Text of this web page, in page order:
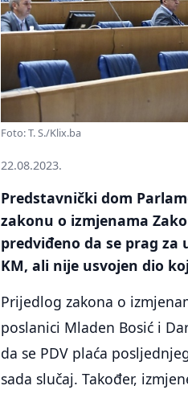
Foto: T. S./Klix.ba
22.08.2023.
Predstavnički dom
zakonu o izmjenama
predviđeno da se prag za
KM, ali nije usvojen dio
Prijedlog zakona o
poslanici Mladen Bosić i
da se PDV plaća
sada slučaj. Također,